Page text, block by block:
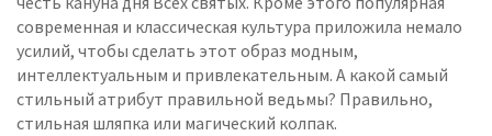
современная и классическая культура приложила немало
усилий, чтобы сделать этот образ модным,
интеллектуальным и привлекательным. А какой самый
стильный атрибут правильной ведьмы? Правильно,
стильная шляпка или магический колпак.